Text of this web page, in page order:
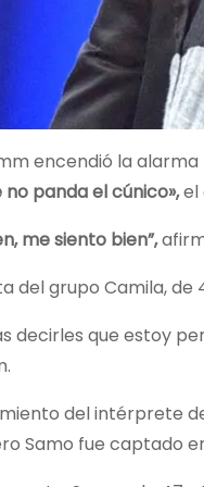
encendió la
no panda el cúnico»,el
me siento bien”,
del grupo Camila,
decirles que estoy
del intérprete
Samo fue captado